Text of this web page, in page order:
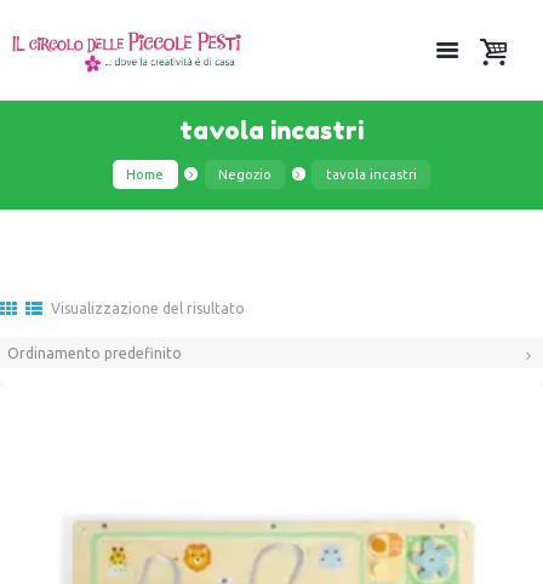
tavola incastri
Home Negozio tavola incastri
Visualizzazione del risultato